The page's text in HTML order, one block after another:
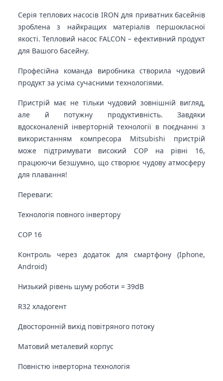
Серія теплових насосів IRON для приватних басейнів
зроблена з найкращих матеріалів першокласної
якості. Тепловий насос FALCON – ефективний продукт
для Вашого басейну.
Професійна команда виробника створила чудовий
продукт за усіма сучасними технологіями.
Пристрій має не тільки чудовий зовнішній вигляд,
але й потужну продуктивність. Завдяки
вдосконаленій інверторній технології в поєднанні з
використанням компресора Mitsubishi пристрій
може підтримувати високий COP на рівні 16,
працюючи безшумно, що створює чудову атмосферу
для плавання!
Переваги:
Технологія повного інвертору
COP 16
Контроль через додаток для смартфону (Iphone,
Android)
Низький рівень шуму роботи = 39dB
R32 хладогент
Двосторонній вихід повітряного потоку
Матовий металевий корпус
Повністю інверторна технологія